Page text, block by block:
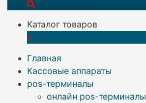
Каталог товаров
×
Главная
Кассовые аппараты
pos-терминалы
онлайн pos-терминалы